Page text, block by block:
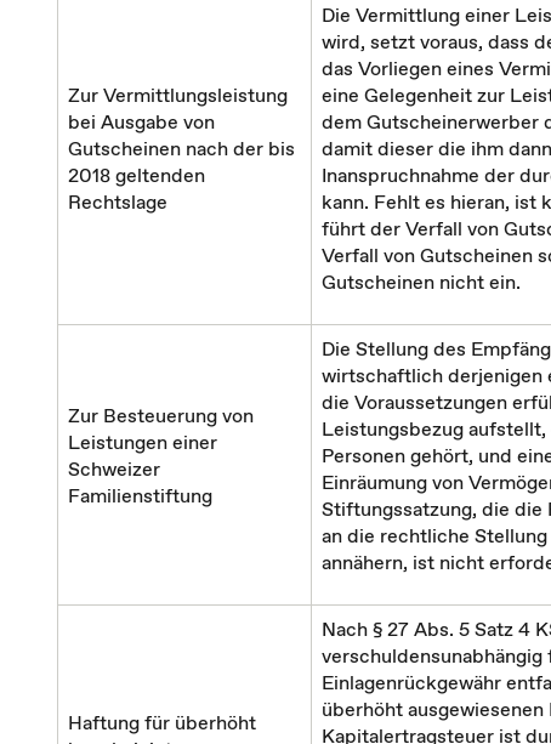
Zur Vermittlungsleistung
bei Ausgabe von
Gutscheinen nach der bis
2018 geltenden
Rechtslage
Die Vermittlung einer
wird, setzt voraus, dass
das Vorliegen eines
eine Gelegenheit zur
dem Gutscheinerwerber
damit dieser die ihm
Inanspruchnahme der
kann. Fehlt es hieran, ist
führt der Verfall von
Verfall von Gutscheinen
Gutscheinen nicht ein.
Zur Besteuerung von
Leistungen einer
Schweizer
Familienstiftung
Die Stellung des
wirtschaftlich derjenigen
die Voraussetzungen
Leistungsbezug
Personen gehört, und
Einräumung von
Stiftungssatzung, die die
an die rechtliche
annähern, ist nicht
Haftung für überhöht
Nach § 27 Abs. 5 Satz 4
Einlagenrückgewähr
überhöht
Kapitalertragsteuer ist